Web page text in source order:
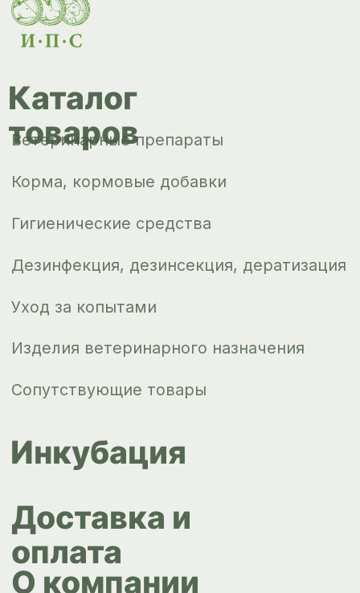
ips66@bk.ru
+7 343 264
Доставка и
оплата
О компании
Сопутствующие товары
Политика конфиденциальности
Согласие на обработку
персональных данных